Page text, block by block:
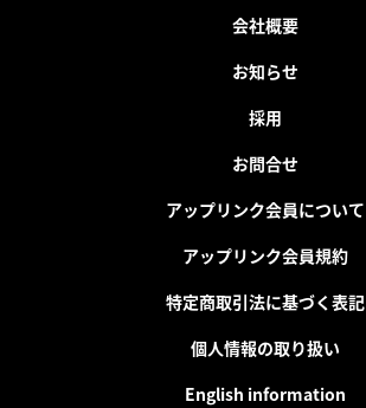
会社概要
お知らせ
採用
お問合せ
アップリンク会員について
アップリンク会員規約
特定商取引法に基づく表記
個人情報の取り扱い
English information